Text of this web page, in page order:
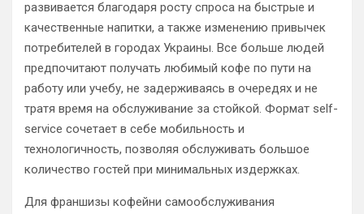
развивается благодаря росту спроса на быстрые и
качественные напитки, а также изменению привычек
потребителей в городах Украины. Все больше людей
предпочитают получать любимый кофе по пути на
работу или учебу, не задерживаясь в очередях и не
тратя время на обслуживание за стойкой. Формат self-
service сочетает в себе мобильность и
технологичность, позволяя обслуживать большое
количество гостей при минимальных издержках.
Для франшизы кофейни самообслуживания